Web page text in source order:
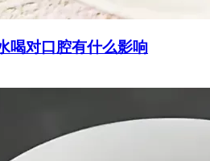
喝对口腔有什么影响